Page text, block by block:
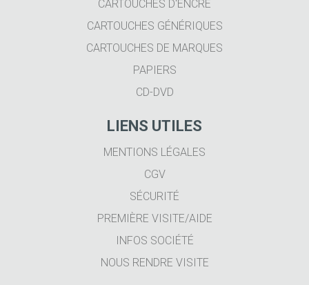
CARTOUCHES D'ENCRE
CARTOUCHES GÉNÉRIQUES
CARTOUCHES DE MARQUES
PAPIERS
CD-DVD
LIENS UTILES
MENTIONS LÉGALES
CGV
SÉCURITÉ
PREMIÈRE VISITE/AIDE
INFOS SOCIÉTÉ
NOUS RENDRE VISITE